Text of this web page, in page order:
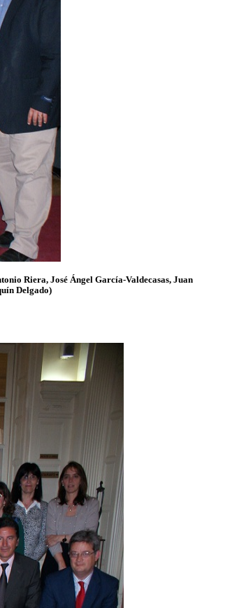
Riera, José Ángel García-Valdecasas, Juan
Delgado)